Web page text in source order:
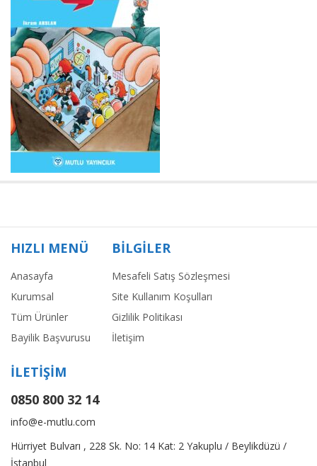
HIZLI MENÜ
Anasayfa
Kurumsal
Tüm Ürünler
Bayilik Başvurusu
BİLGİLER
Mesafeli Satış Sözleşmesi
Site Kullanım Koşulları
Gizlilik Politikası
İletişim
İLETİŞİM
0850 800 32 14
info@e-mutlu.com
Hürriyet Bulvarı , 228 Sk. No: 14 Kat: 2 Yakuplu / Beylikdüzü /
İstanbul